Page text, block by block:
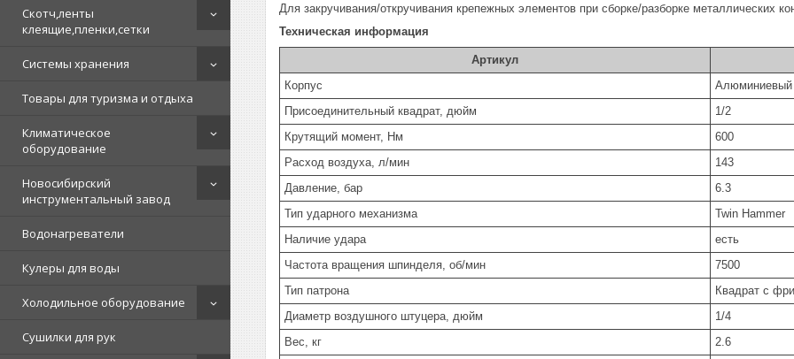
Скотч,ленты
клеящие,пленки,сетки
Системы хранения
Товары для туризма и отдыха
Климатическое
оборудование
Новосибирский
инструментальный завод
Водонагреватели
Кулеры для воды
Холодильное оборудование
Сушилки для рук
Для закручивания/откручивания крепежных элементов при сборке/разборке металлических
Техническая информация
Артикул
Корпус
Алю­ми­ни­е­вый
Присоединительный квадрат, дюйм
1/2
Крутящий момент, Нм
600
Расход воздуха, л/мин
143
Давление, бар
6.3
Тип ударного механизма
Twin Hammer
Наличие удара
есть
Частота вращения шпинделя, об/мин
7500
Тип патрона
Ква­драт с
Диаметр воздушного штуцера, дюйм
1/4
Вес, кг
2.6